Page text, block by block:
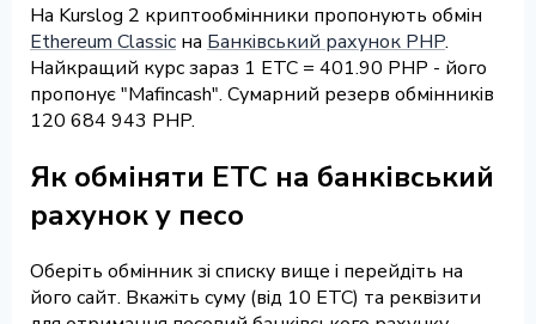
На Kurslog 2 криптообмінники пропонують обмін
Ethereum Classic на Банківський рахунок PHP.
Найкращий курс зараз 1 ETC = 401.90 PHP - його
пропонує "Mafincash". Сумарний резерв обмінників
120 684 943 PHP.
Як обміняти ETC на банківський
рахунок у песо
Оберіть обмінник зі списку вище і перейдіть на
його сайт. Вкажіть суму (від 10 ETC) та реквізити